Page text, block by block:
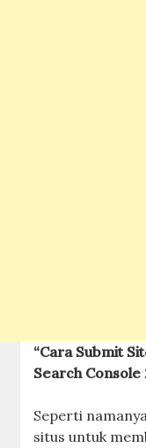
“Cara Submit
Search Console
Seperti
situs untuk